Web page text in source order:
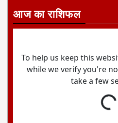
आज का राशिफल